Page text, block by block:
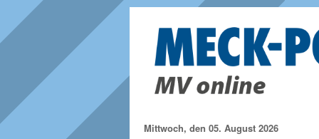
Mittwoch, den 05. August 2026